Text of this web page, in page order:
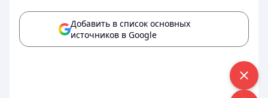
Добавить в список основных
источников в Google